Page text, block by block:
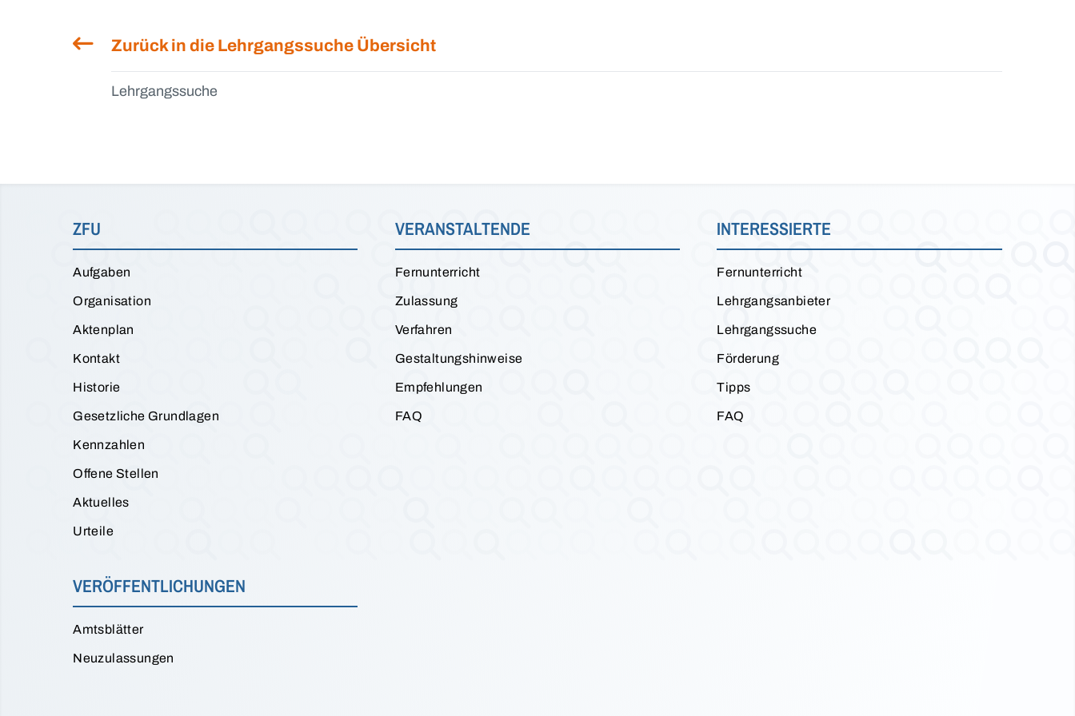
Zurück in die Lehrgangssuche Übersicht
Lehrgangssuche
ZFU
Aufgaben
Organisation
Aktenplan
Kontakt
Historie
Gesetzliche Grundlagen
Kennzahlen
Offene Stellen
Aktuelles
Urteile
VERANSTALTENDE
Fernunterricht
Zulassung
Verfahren
Gestaltungshinweise
Empfehlungen
FAQ
INTERESSIERTE
Fernunterricht
Lehrgangsanbieter
Lehrgangssuche
Förderung
Tipps
FAQ
VERÖFFENTLICHUNGEN
Amtsblätter
Neuzulassungen